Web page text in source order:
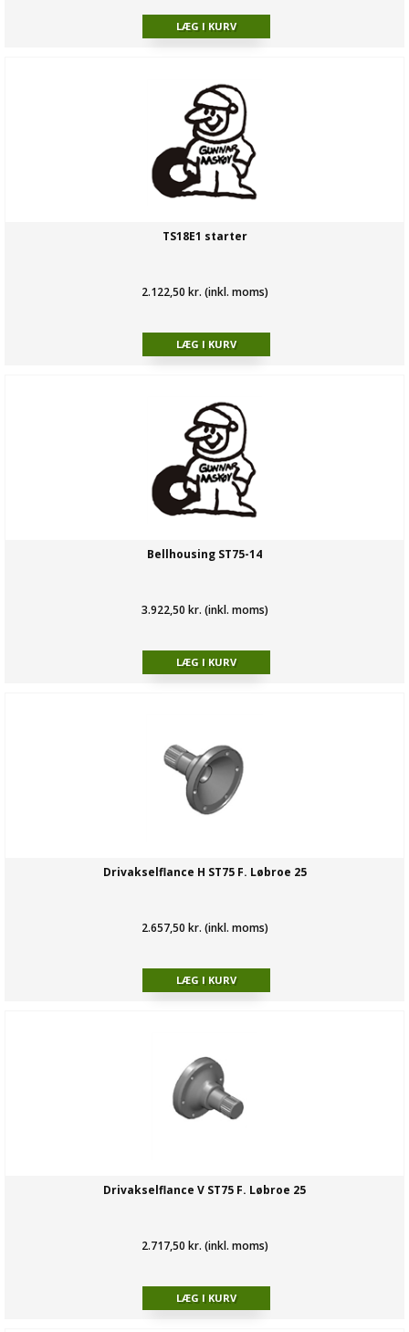
TS18E1 starter
2.122,50 kr. (inkl. moms)
Bellhousing ST75-14
3.922,50 kr. (inkl. moms)
Drivakselflance H ST75 F. Løbroe 25
2.657,50 kr. (inkl. moms)
Drivakselflance V ST75 F. Løbroe 25
2.717,50 kr. (inkl. moms)